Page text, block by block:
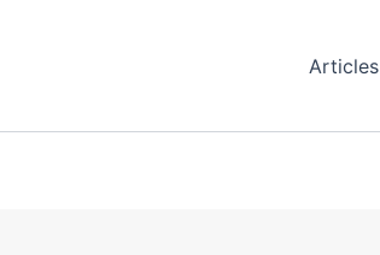
Articles